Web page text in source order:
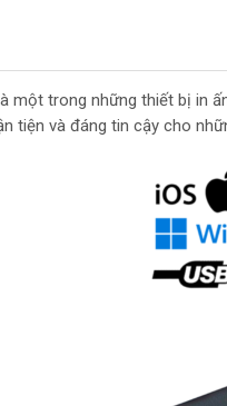
một trong những thiết bị in
tiện và đáng tin cậy cho